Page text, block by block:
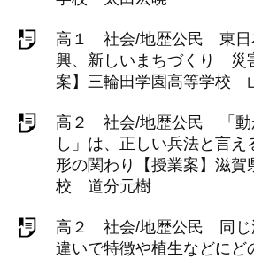
高１ 社会/地歴公民 東日
興、新しいまちづくり 災
案】三輪田学園高等学校
高２ 社会/地歴公民 「動
し」は、正しい兵法と言
形の関わり【授業案】滋賀
校 道分元樹
高２ 社会/地歴公民 同じ
違いで特徴や植生などにど